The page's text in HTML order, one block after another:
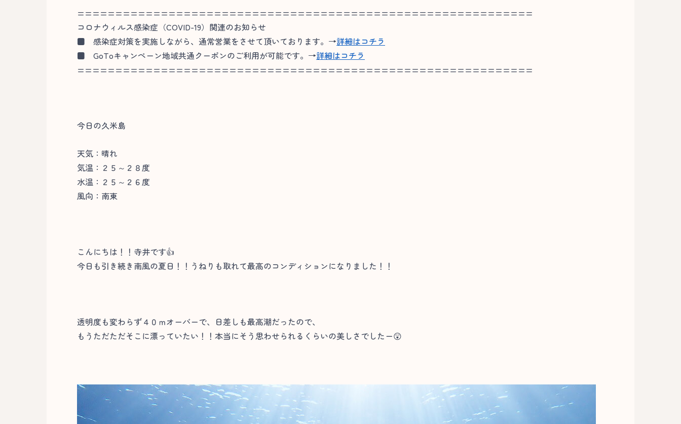
============================================================
コロナウィルス感染症（COVID-19）関連のお知らせ
■ 感染症対策を実施しながら、通常営業をさせて頂いております。→詳細はコチラ
■ GoToキャンペーン地域共通クーポンのご利用が可能です。→詳細はコチラ
============================================================
今日の久米島
天気：晴れ
気温：２５～２８度
水温：２５～２６度
風向：南東
こんにちは！！寺井です👍
今日も引き続き南風の夏日！！うねりも取れて最高のコンディションになりました！！
透明度も変わらず４０ｍオーバーで、日差しも最高潮だったので、
もうただただそこに漂っていたい！！本当にそう思わせられるくらいの美しさでしたー😲